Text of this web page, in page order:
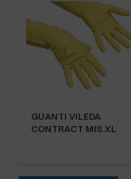
GUANTI VILEDA
CONTRACT MIS.XL